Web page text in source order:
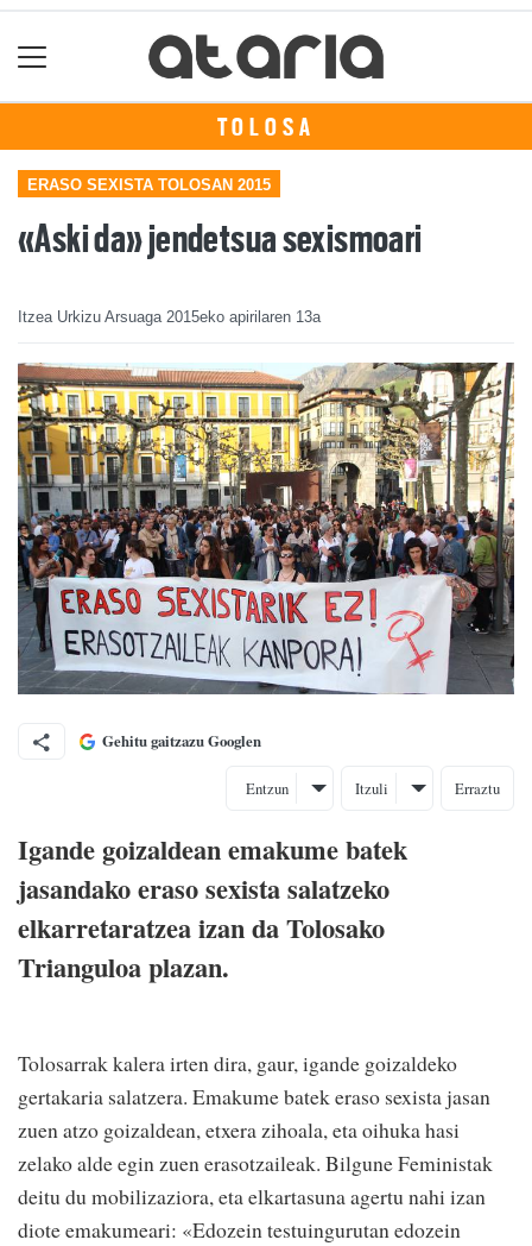
TOLOSA
ERASO SEXISTA TOLOSAN 2015
«Aski da» jendetsua sexismoari
Itzea Urkizu Arsuaga 2015eko apirilaren 13a
Gehitu gaitzazu Googlen
Entzun Itzuli Erraztu
Igande goizaldean emakume batek
jasandako eraso sexista salatzeko
elkarretaratzea izan da Tolosako
Trianguloa plazan.
Tolosarrak kalera irten dira, gaur, igande goizaldeko
gertakaria salatzera. Emakume batek eraso sexista jasan
zuen atzo goizaldean, etxera zihoala, eta oihuka hasi
zelako alde egin zuen erasotzaileak. Bilgune Feministak
deitu du mobilizaziora, eta elkartasuna agertu nahi izan
diote emakumeari: «Edozein testuingurutan edozein